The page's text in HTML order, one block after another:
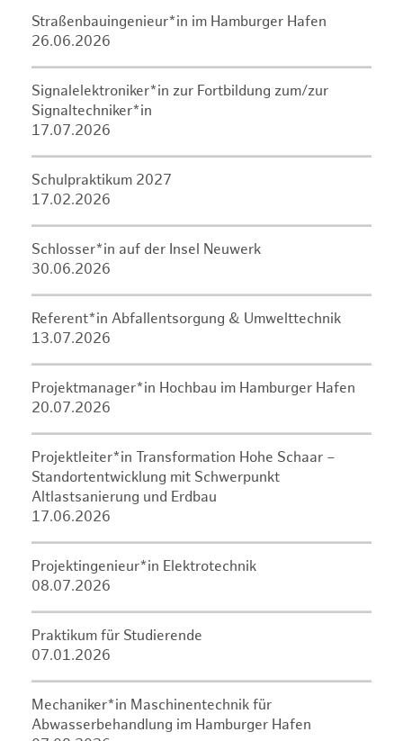
Straßenbauingenieur*in im Hamburger Hafen
26.06.2026
Signalelektroniker*in zur Fortbildung zum/zur
Signaltechniker*in
17.07.2026
Schulpraktikum 2027
17.02.2026
Schlosser*in auf der Insel Neuwerk
30.06.2026
Referent*in Abfallentsorgung & Umwelttechnik
13.07.2026
Projektmanager*in Hochbau im Hamburger Hafen
20.07.2026
Projektleiter*in Transformation Hohe Schaar –
Standortentwicklung mit Schwerpunkt
Altlastsanierung und Erdbau
17.06.2026
Projektingenieur*in Elektrotechnik
08.07.2026
Praktikum für Studierende
07.01.2026
Mechaniker*in Maschinentechnik für
Abwasserbehandlung im Hamburger Hafen